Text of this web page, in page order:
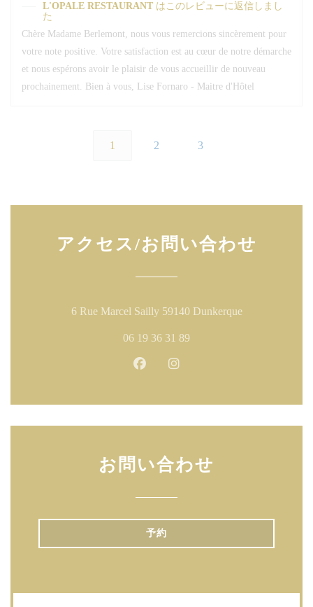
L'OPALE RESTAURANT はこのレビューに返信しまし
た
Chère Madame Berlemont, nous vous remercions sincèrement pour
votre note positive. Votre satisfaction est au cœur de notre démarche
et nous espérons avoir le plaisir de vous accueillir de nouveau
prochainement. Bien à vous, Lise Fornaro - Maitre d'Hôtel
1 2 3
アクセス/お問い合わせ
6 Rue Marcel Sailly 59140 Dunkerque((新しいウィ
06 19 36 31 89
Facebook ((新しいウィンドウ
お問い合わせ
予約